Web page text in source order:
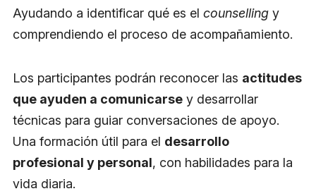
Ayudando a identificar qué es el counselling y
comprendiendo el proceso de acompañamiento.
Los participantes podrán reconocer las actitudes
que ayuden a comunicarse y desarrollar
técnicas para guiar conversaciones de apoyo.
Una formación útil para el desarrollo
profesional y personal, con habilidades para la
vida diaria.